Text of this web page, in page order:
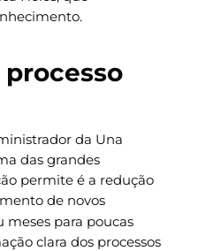
da Una
das grandes
permite é a redução
de novos
meses para poucas
clara dos processos